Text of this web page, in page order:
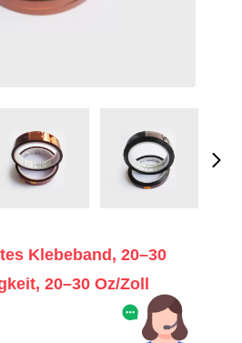
Klebeband, 20–30
20–30 Oz/Zoll